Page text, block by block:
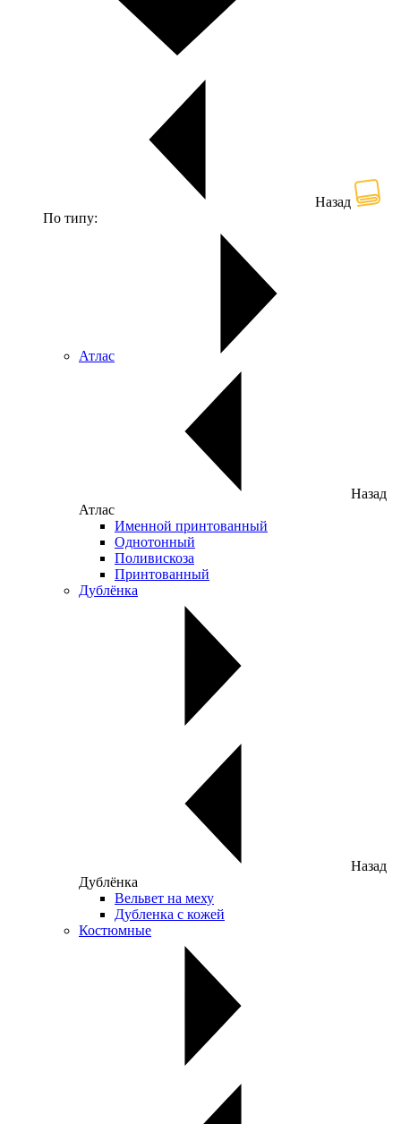
Назад
По типу:
Атлас
Назад
Атлас
Именной принтованный
Однотонный
Поливискоза
Принтованный
Дублёнка
Назад
Дублёнка
Вельвет на меху
Дубленка с кожей
Костюмные